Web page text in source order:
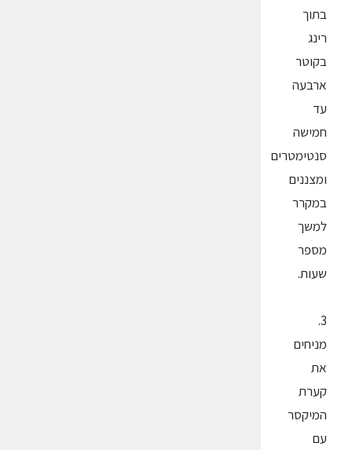
בתוך
רינג
בקוטר
ארבעה
עד
חמישה
סנטימטרים
ומצננים
במקרר
למשך
מספר
שעות.
3.
מניחים
את
קערת
המיקסר
עם